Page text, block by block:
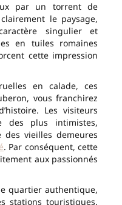
par un torrent de
le paysage,
singulier et
en tuiles romaines
cette impression
en calade, ces
vous franchirez
Les visiteurs
des plus intimistes,
des vieilles demeures
. Par conséquent, cette
aux passionnés
quartier authentique,
stations touristiques.